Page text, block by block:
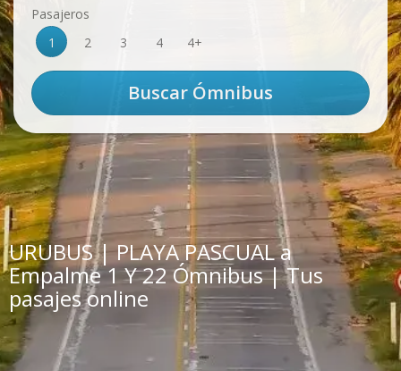
Pasajeros
1
2 3 4 4+
URUBUS | PLAYA PASCUAL a
Empalme 1 Y 22 Ómnibus | Tus
pasajes online